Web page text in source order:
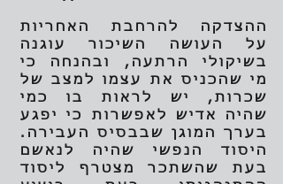
ההצדקה להרחבת האחריות
על העושה השיכור עוגנה
בשיקולי הרתעה, ובהנחה כי
מי שהכניס את עצמו למצב של
שכרות, יש לראות בו כמי
שהיה אדיש לאפשרות כי יפגע
בערך המוגן שבבסיס העבירה.
היסוד הנפשי שהיה לנאשם
בעת שהשתכר מצטרף ליסוד